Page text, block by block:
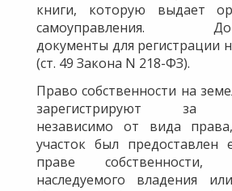
книги, которую выдает
самоуправления.
документы для регистрации
(ст. 49 Закона N 218-ФЗ).
Право собственности на
зарегистрируют за
независимо от вида
участок был предоставлен
праве собственности,
наследуемого владения